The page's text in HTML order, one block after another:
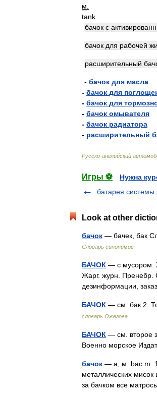
м
tank
бачок с
бачок для рабочей
расширительный
- бачок для масла
- бачок для
- бачок для
- бачок омывателя
- бачок радиатора
- расширительный
Русско-английский
Игры ⚽
Нужна
батарея системы
Look at other
бачок — бачек, бак
Словарь синонимов
БАЧОК — с мусором.
Жарг. журн. Пренебр.
дезинформации,
БАЧОК — см. бак 2.
словарь Ожегова
БАЧОК — см. второе
Военно морское
бачок — а, м. bac m.
металлических
за бачком все